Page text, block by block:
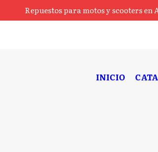
Repuestos para motos y scooters
INICIO